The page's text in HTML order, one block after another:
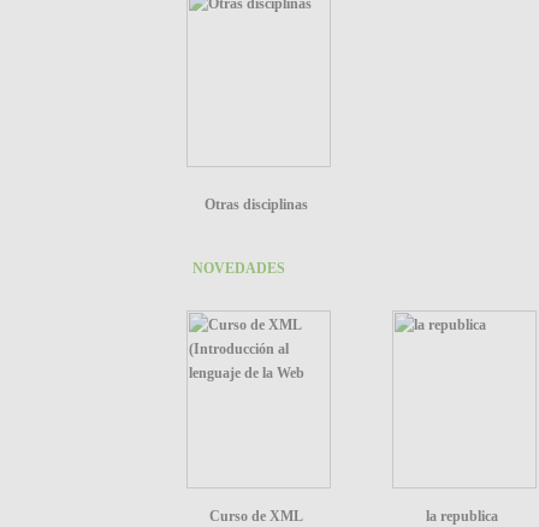
Otras disciplinas
NOVEDADES
Curso de XML
la republica